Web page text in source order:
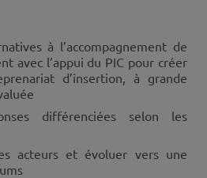
à l’accompagnement de
avec l’appui du PIC pour créer
d’insertion, à grande
différenciées selon les
acteurs et évoluer vers une